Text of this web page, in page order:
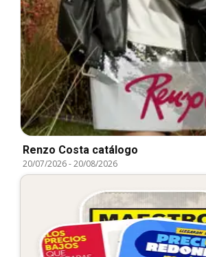
Renzo Costa catálogo
20/07/2026-20/08/2026